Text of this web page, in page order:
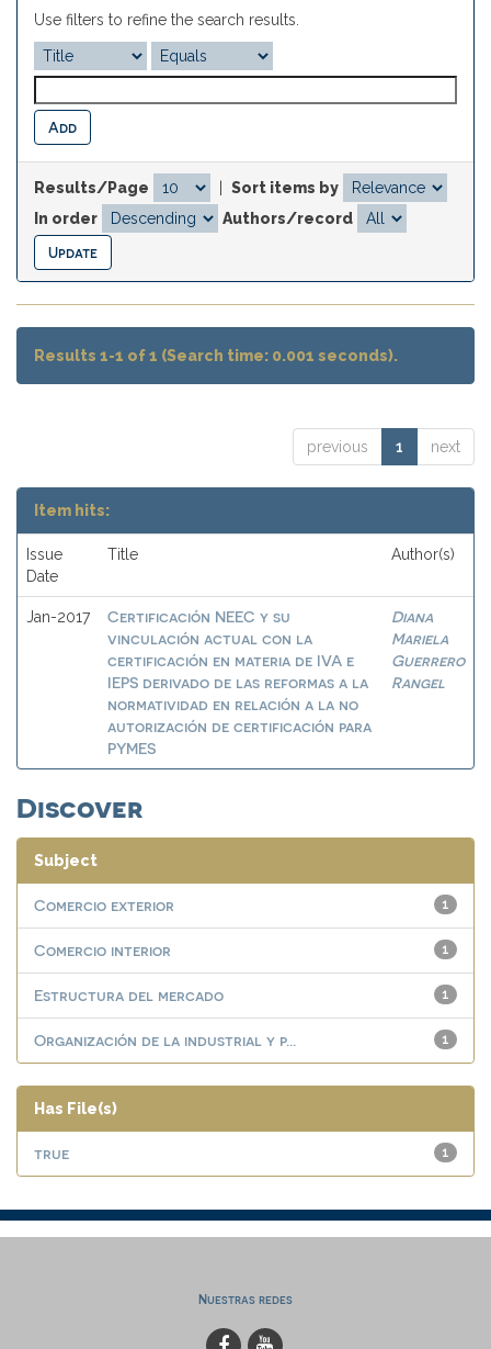
Use filters to refine the search results.
Results/Page
Sort items by
In order
Authors/record
Results 1-1 of 1 (Search time: 0.001 seconds).
previous 1 next
Item hits:
Issue
Date
Title Author(s)
Jan-2017
Certificación NEEC y su
vinculación actual con la
certificación en materia de IVA e
IEPS derivado de las reformas a la
normatividad en relación a la no
autorización de certificación para
PYMES
Diana
Mariela
Guerrero
Rangel
Discover
Subject
1
Comercio exterior
1
Comercio interior
1
Estructura del mercado
1
Organización de la industrial y p...
Has File(s)
1
true
Nuestras redes